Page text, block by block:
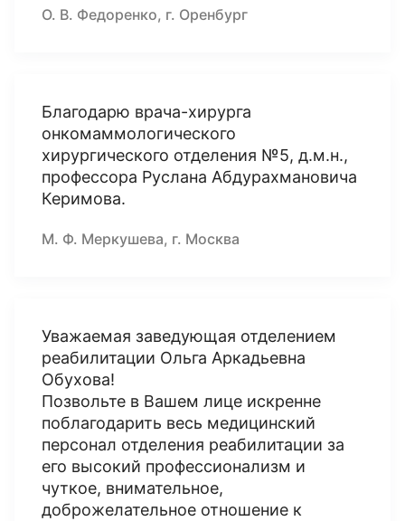
О. В. Федоренко, г. Оренбург
Благодарю врача-хирурга
онкомаммологического
хирургического отделения №5, д.м.н.,
профессора Руслана Абдурахмановича
Керимова.
М. Ф. Меркушева, г. Москва
Уважаемая заведующая отделением
реабилитации Ольга Аркадьевна
Обухова!
Позвольте в Вашем лице искренне
поблагодарить весь медицинский
персонал отделения реабилитации за
его высокий профессионализм и
чуткое, внимательное,
доброжелательное отношение к